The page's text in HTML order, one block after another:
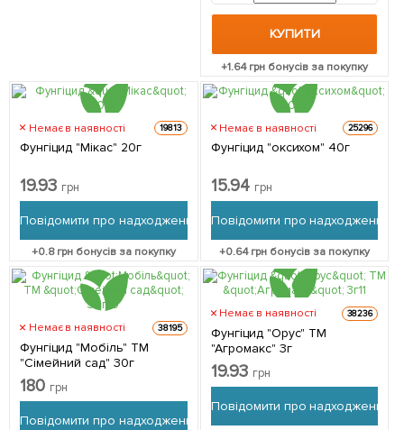
КУПИТИ
+1.64грн бонусів за покупку
Немає в наявності 19813
Фунгіцид "Мікас" 20г
19.93 грн
Повідомити про надходження
+0.8грн бонусів за покупку
Немає в наявності 25296
Фунгіцид "оксихом" 40г
15.94 грн
Повідомити про надходження
+0.64грн бонусів за покупку
Немає в наявності 38195
Фунгіцид "Мобіль" ТМ
"Сімейний сад" 30г
180 грн
Повідомити про надходження
Немає в наявності 38236
Фунгіцид "Орус" ТМ
"Агромакс" 3г
19.93 грн
Повідомити про надходження